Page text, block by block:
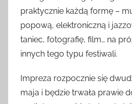
praktycznie każdą formę –
popową, elektroniczną i
taniec, fotografię, film… na
innych tego typu festiwali.
Impreza rozpocznie się
maja i będzie trwała prawie